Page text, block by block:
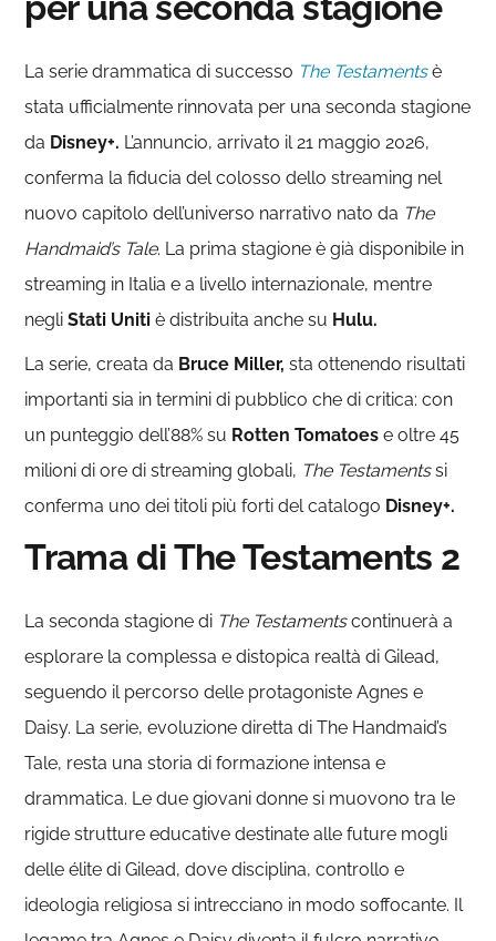
La serie drammatica di successo The Testaments è
stata ufficialmente rinnovata per una seconda stagione
da Disney+. L’annuncio, arrivato il 21 maggio 2026,
conferma la fiducia del colosso dello streaming nel
nuovo capitolo dell’universo narrativo nato da The
Handmaid’s Tale. La prima stagione è già disponibile in
streaming in Italia e a livello internazionale, mentre
negliStati Uniti è distribuita anche su Hulu.
La serie, creata da Bruce Miller, sta ottenendo risultati
importanti sia in termini di pubblico che di critica: con
un punteggio dell’88% su Rotten Tomatoes e oltre 45
milioni di ore di streaming globali, The Testamentssi
conferma uno dei titoli più forti del catalogo Disney+.
Trama di The Testaments 2
La seconda stagione di The Testamentscontinuerà a
esplorare la complessa e distopica realtà di Gilead,
seguendo il percorso delle protagoniste Agnes e
Daisy. La serie, evoluzione diretta di The Handmaid’s
Tale, resta una storia di formazione intensa e
drammatica. Le due giovani donne si muovono tra le
rigide strutture educative destinate alle future mogli
delle élite di Gilead, dove disciplina, controllo e
ideologia religiosa si intrecciano in modo soffocante. Il